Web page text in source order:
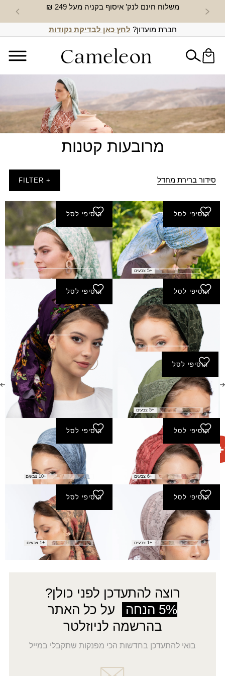
משלוח חינם לנק’ איסוף בקניה מעל 249 ₪ חדש
חברת מועדון? לחץ כאן לבדיקת נקודות
מרובעות קטנות
סידור ברירת מחדל + FILTER
הוסיפי לסל
מטפחת אושרת- מרובע
קטן
₪
100.00
+5 צבעים
הוסיפי לסל
מטפחת אשדות- מרובע
קטן
₪120.00
הוסיפי לסל
מטפחת עולמות- מרובע
קטן
₪130.00
הוסיפי לסל
מטפחת ענב- מרובע קטן
₪
150.00
הוסיפי לסל
מרובע קטן אתגר
₪ 130.00
+5 צבעים
הוסיפי לסל
מרובע קטן סיון
₪120.00
+6 צבעים
הוסיפי לסל
מרובע קטן רחלי
₪50.00
+10 צבעים
הוסיפי לסל
מרובעת קטנה אחווה
₪110.00
+1 צבעים
הוסיפי לסל
מרובעת קטנה אלי
₪150.00
+1 צבעים
רוצה להתעדכן לפני כולן?
5% הנחה
על כל האתר
בהרשמה לניוזלטר
בואי להתעדכן בחדשות הכי מפנקות שתקבלי במייל